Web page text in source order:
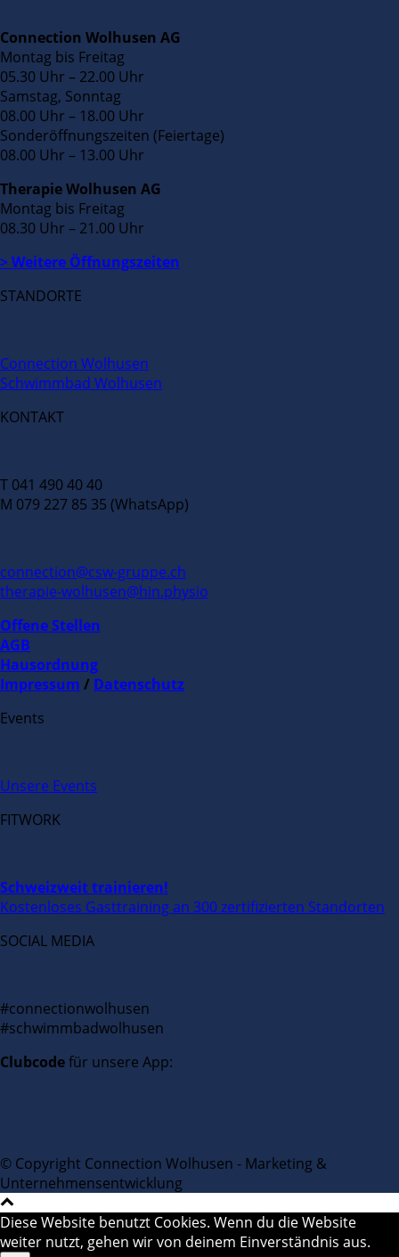
Connection Wolhusen AG
Montag bis Freitag
05.30 Uhr – 22.00 Uhr
Samstag, Sonntag
08.00 Uhr – 18.00 Uhr
Sonderöffnungszeiten (Feiertage)
08.00 Uhr – 13.00 Uhr
Therapie Wolhusen AG
Montag bis Freitag
08.30 Uhr – 21.00 Uhr
> Weitere Öffnungszeiten
STANDORTE
Connection Wolhusen
Schwimmbad Wolhusen
KONTAKT
T 041 490 40 40
M 079 227 85 35 (WhatsApp)
connection@csw-gruppe.ch
therapie-wolhusen@hin.physio
Offene Stellen
AGB
Hausordnung
Impressum / Datenschutz
Events
Unsere Events
FITWORK
Schweizweit trainieren!
Kostenloses Gasttraining an 300 zertifizierten Standorten
SOCIAL MEDIA
#connectionwolhusen
#schwimmbadwolhusen
Clubcodefür unsere App:
© Copyright Connection Wolhusen - Marketing &
Unternehmensentwicklung
Diese Website benutzt Cookies. Wenn du die Website
weiter nutzt, gehen wir von deinem Einverständnis aus.